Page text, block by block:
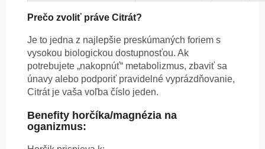
Prečo zvoliť práve Citrát?
Je to jedna z najlepšie preskúmaných foriem s
vysokou biologickou dostupnosťou. Ak
potrebujete „nakopnúť“ metabolizmus, zbaviť sa
únavy alebo podporiť pravidelné vyprázdňovanie,
Citrát je vaša voľba číslo jeden.
Benefity horčíka/magnézia na
oganizmus: